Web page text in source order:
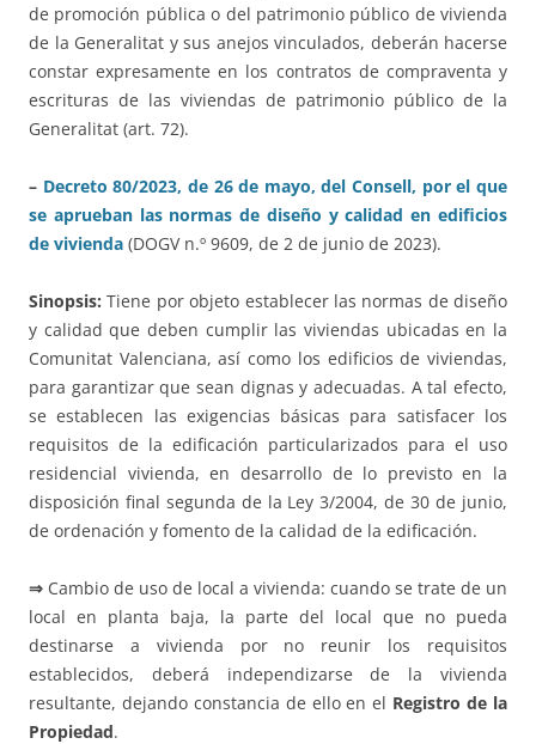
de promoción pública o del patrimonio público de vivienda
de la Generalitat y sus anejos vinculados, deberán hacerse
constar expresamente en los contratos de compraventa y
escrituras de las viviendas de patrimonio público de la
Generalitat (art. 72).
– Decreto 80/2023, de 26 de mayo, del Consell, por el que
se aprueban las normas de diseño y calidad en edificios
de vivienda (DOGV n.º 9609, de 2 de junio de 2023).
Sinopsis: Tiene por objeto establecer las normas de diseño
y calidad que deben cumplir las viviendas ubicadas en la
Comunitat Valenciana, así como los edificios de viviendas,
para garantizar que sean dignas y adecuadas. A tal efecto,
se establecen las exigencias básicas para satisfacer los
requisitos de la edificación particularizados para el uso
residencial vivienda, en desarrollo de lo previsto en la
disposición final segunda de la Ley 3/2004, de 30 de junio,
de ordenación y fomento de la calidad de la edificación.
⇒ Cambio de uso de local a vivienda: cuando se trate de un
local en planta baja, la parte del local que no pueda
destinarse a vivienda por no reunir los requisitos
establecidos, deberá independizarse de la vivienda
resultante, dejando constancia de ello en el Registro de la
Propiedad.